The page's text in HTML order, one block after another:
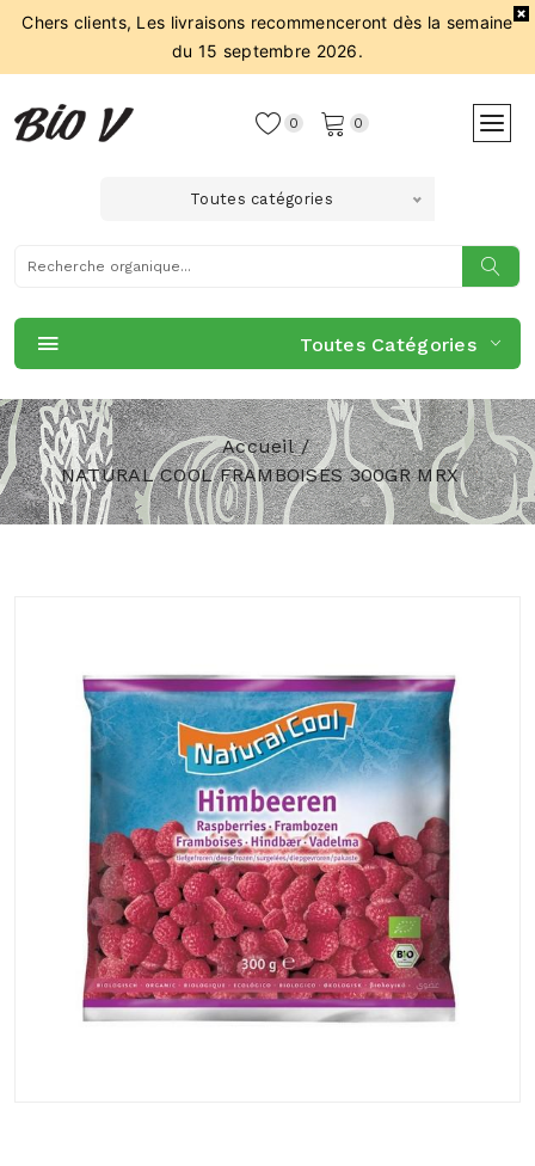
Chers clients, Les livraisons recommenceront dès la semaine
du 15 septembre 2026.
0 0
Toutes catégories
Toutes Catégories
Accueil
NATURAL COOL FRAMBOISES 300GR MRX